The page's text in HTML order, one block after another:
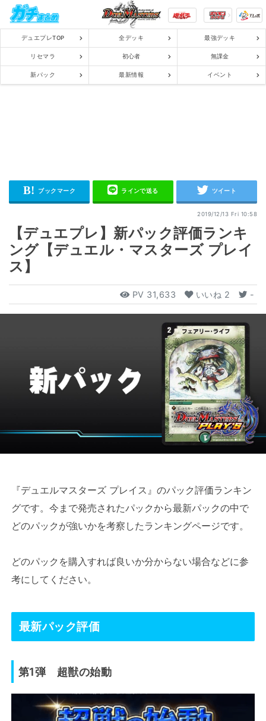
デュエプレTOP 全デッキ 最強デッキ
リセマラ 初心者 無課金
新パック 最新情報 イベント
2019/12/13 Fri 10:58
【デュエプレ】新パック評価ランキ
ング【デュエル・マスターズ プレイ
ス】
PV 31,633 いいね 2 -
『デュエルマスターズ プレイス』のパック評価ランキン
グです。今まで発売されたパックから最新パックの中で
どのパックが強いかを考察したランキングページです。
どのパックを購入すれば良いか分からない場合などに参
考にしてください。
最新パック評価
第1弾 超獣の始動